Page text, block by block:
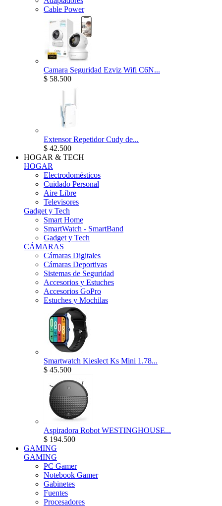
Cable Power
Camara Seguridad Ezviz Wifi C6N...
$ 58.500
Extensor Repetidor Cudy de...
$ 42.500
HOGAR & TECH
HOGAR
Electrodomésticos
Cuidado Personal
Aire Libre
Televisores
Gadget y Tech
Smart Home
SmartWatch - SmartBand
Gadget y Tech
CÁMARAS
Cámaras Digitales
Cámaras Deportivas
Sistemas de Seguridad
Accesorios y Estuches
Accesorios GoPro
Estuches y Mochilas
Smartwatch Kieslect Ks Mini 1.78...
$ 45.500
Aspiradora Robot WESTINGHOUSE...
$ 194.500
GAMING
GAMING
PC Gamer
Notebook Gamer
Gabinetes
Fuentes
Procesadores